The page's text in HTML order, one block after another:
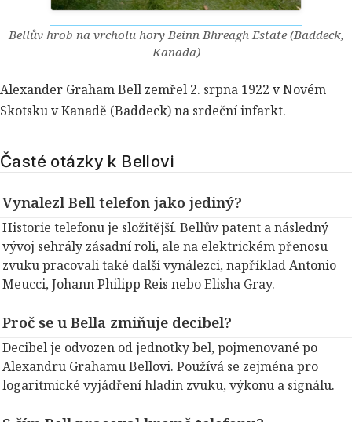
Bellův hrob na vrcholu hory Beinn Bhreagh Estate (Baddeck,
Kanada)
Alexander Graham Bell zemřel 2. srpna 1922 v Novém
Skotsku v Kanadě (Baddeck) na srdeční infarkt.
Časté otázky k Bellovi
Vynalezl Bell telefon jako jediný?
Historie telefonu je složitější. Bellův patent a následný
vývoj sehrály zásadní roli, ale na elektrickém přenosu
zvuku pracovali také další vynálezci, například Antonio
Meucci, Johann Philipp Reis nebo Elisha Gray.
Proč se u Bella zmiňuje decibel?
Decibel je odvozen od jednotky bel, pojmenované po
Alexandru Grahamu Bellovi. Používá se zejména pro
logaritmické vyjádření hladin zvuku, výkonu a signálu.